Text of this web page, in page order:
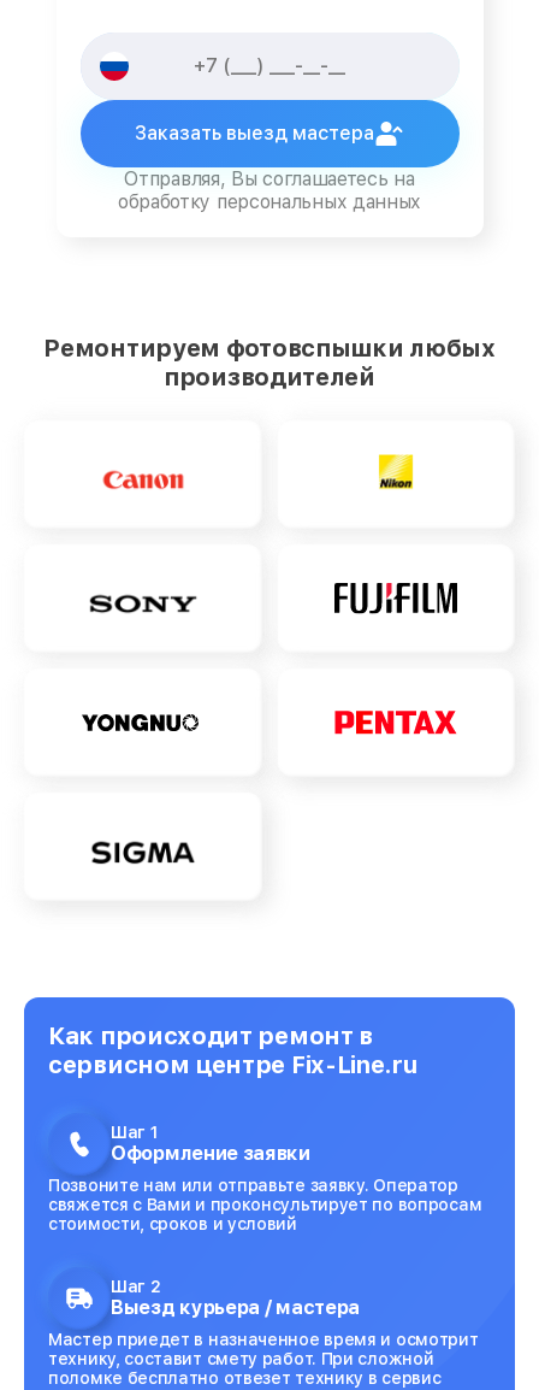
Заказать выезд мастера
Отправляя, Вы соглашаетесь на
обработку персональных данных
Ремонтируем фотовспышки любых
производителей
Как происходит ремонт в
сервисном центре Fix-Line.ru
Шаг 1
Оформление заявки
Позвоните нам или отправьте заявку. Оператор
свяжется с Вами и проконсультирует по вопросам
стоимости, сроков и условий
Шаг 2
Выезд курьера / мастера
Мастер приедет в назначенное время и осмотрит
технику, составит смету работ. При сложной
поломке бесплатно отвезет технику в сервис